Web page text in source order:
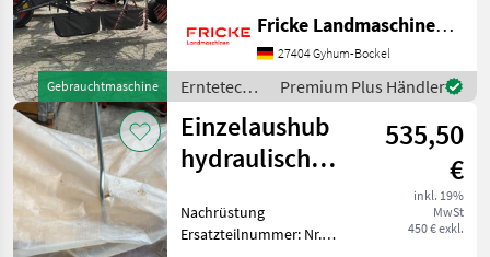
Gebrauchtmaschine
Rad Fahrwerk, mechanische
Kreiselhöhenverstellung,
hydraulisches Schwadtuch,
2-Kreisel a 14 Arme, Einz
Fricke Landmaschinen GmbH
27404 Gyhum-Bockel
Erntetechnik
Grünland /
Claas
Premium Plus Händler
Einzelaushub
hydraulisch
2800,2900 B
535,50
€
inkl. 19%
MwSt
450 € exkl.
Nachrüstung
Ersatzteilnummer: Nr.